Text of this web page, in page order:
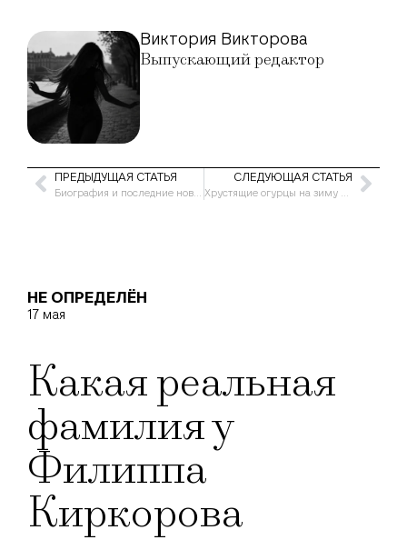
Виктория Викторова
Выпускающий редактор
ПРЕДЫДУЩАЯ СТАТЬЯ СЛЕДУЮЩАЯ СТАТЬЯ
НЕ ОПРЕДЕЛЁН
17 мая
Какая реальная
фамилия у
Филиппа
Киркорова